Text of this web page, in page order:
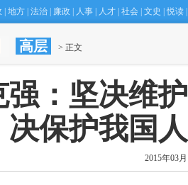
地方 法治 廉政 人事 人才 社会 文史 悦读
高层 > 正文
强：坚决维
决保护我国
2015年03